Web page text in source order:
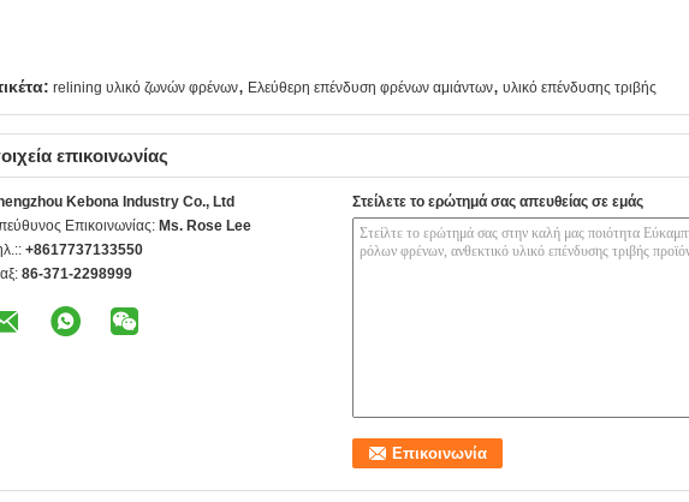
relining υλικό ζωνών φρένων, Ελεύθερη επένδυση φρένων αμιάντων, υλικό επένδυσης τριβής
επικοινωνίας
Kebona Industry Co., Ltd
Επικοινωνίας: Ms. Rose Lee
+8617737133550
86-371-2298999
Στείλετε το ερώτημά σας απευθείας σε εμάς